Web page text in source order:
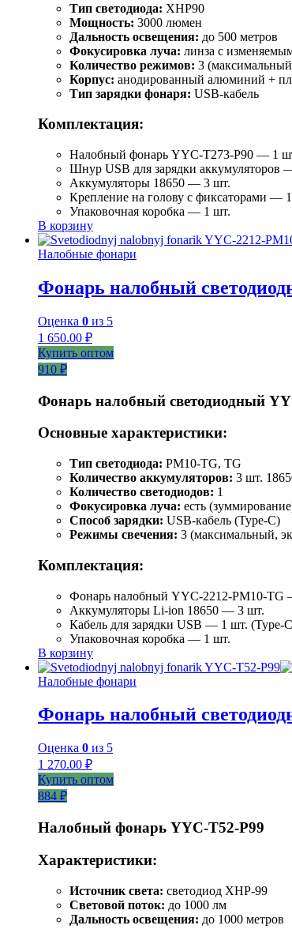
Тип светодиода: XHP90
Мощность: 3000 люмен
Дальность освещения: до 500 метров
Фокусировка луча: линза с
Количество режимов: 3
Корпус: анодированный алюминий +
Тип зарядки фонаря: USB-кабель
Комплектация:
Налобный фонарь YYC-T273-P90 — 1
Шнур USB для зарядки аккумуляторов
Аккумуляторы 18650 — 3 шт.
Крепление на голову с фиксаторами —
Упаковочная коробка — 1 шт.
В корзину
Налобные фонари
Фонарь налобный
Оценка 0 из 5
1 650.00 ₽
Купить оптом
910 ₽
Фонарь налобный светодиодный
Основные характеристики:
Тип светодиода: PM10-TG, TG
Количество аккумуляторов: 3 шт.
Количество светодиодов: 1
Фокусировка луча: есть
Способ зарядки: USB-кабель (Type-C)
Режимы свечения: 3 (максимальный,
Комплектация:
Фонарь налобный YYC-2212-PM10-TG
Аккумуляторы Li-ion 18650 — 3 шт.
Кабель для зарядки USB — 1 шт. (Type-
Упаковочная коробка — 1 шт.
В корзину
Налобные фонари
Фонарь налобный
Оценка 0 из 5
1 270.00 ₽
Купить оптом
884 ₽
Налобный фонарь YYC-T52-P99
Характеристики:
Источник света: светодиод XHP-99
Световой поток: до 1000 лм
Дальность освещения: до 1000 метров